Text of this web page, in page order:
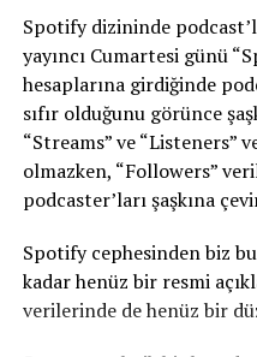
Spotify dizininde
yayıncı Cumartesi günü
hesaplarına girdiğinde
sıfır olduğunu görünce
“Streams” ve “Listeners”
olmazken, “Followers”
podcaster’ları şaşkına
Spotify cephesinden biz bu
kadar henüz bir resmi
verilerinde de henüz bir